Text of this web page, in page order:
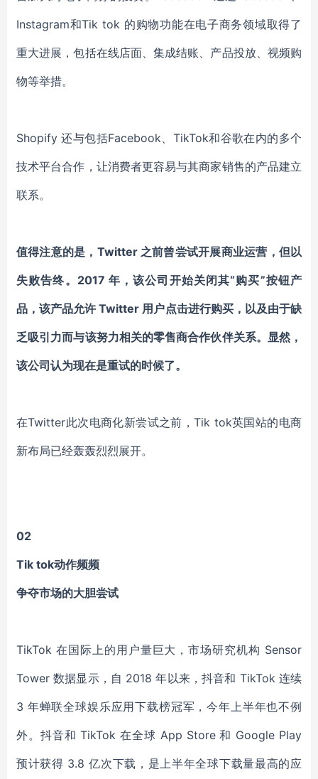
Instagram和Tik tok 的购物功能在电子商务领域取得了
重大进展，包括在线店面、集成结账、产品投放、视频购
物等举措。
Shopify 还与包括Facebook、TikTok和谷歌在内的多个
技术平台合作，让消费者更容易与其商家销售的产品建立
联系。
值得注意的是，Twitter 之前曾尝试开展商业运营，但以
失败告终。2017 年，该公司开始关闭其“购买”按钮产
品，该产品允许 Twitter 用户点击进行购买，以及由于缺
乏吸引力而与该努力相关的零售商合作伙伴关系。显然，
该公司认为现在是重试的时候了。
在Twitter此次电商化新尝试之前，Tik tok英国站的电商
新布局已经轰轰烈烈展开。
02
Tik tok动作频频
争夺市场的大胆尝试
TikTok 在国际上的用户量巨大，市场研究机构 Sensor
Tower 数据显示，自 2018 年以来，抖音和 TikTok 连续
3 年蝉联全球娱乐应用下载榜冠军，今年上半年也不例
外。抖音和 TikTok 在全球 App Store 和 Google Play
预计获得 3.8 亿次下载，是上半年全球下载量最高的应